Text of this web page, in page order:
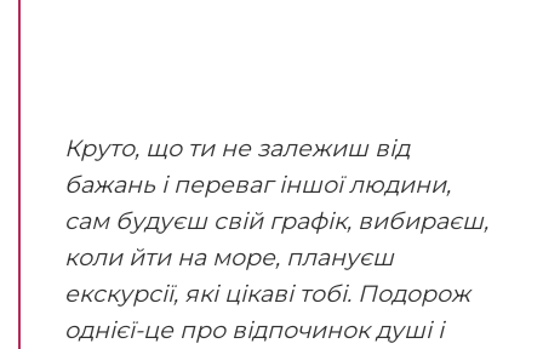
Круто, що ти не залежиш від
бажань і переваг іншої людини,
сам будуєш свій графік, вибираєш,
коли йти на море, плануєш
екскурсії, які цікаві тобі. Подорож
однієї-це про відпочинок душі і